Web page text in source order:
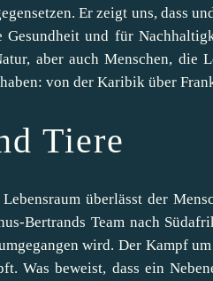
Er zeigt uns, dass
Gesundheit und für
aber auch Menschen,
von der Karibik über
Tiere
überlässt der
Bertrands Team nach
wird. Der Kampf
Was beweist, dass ein